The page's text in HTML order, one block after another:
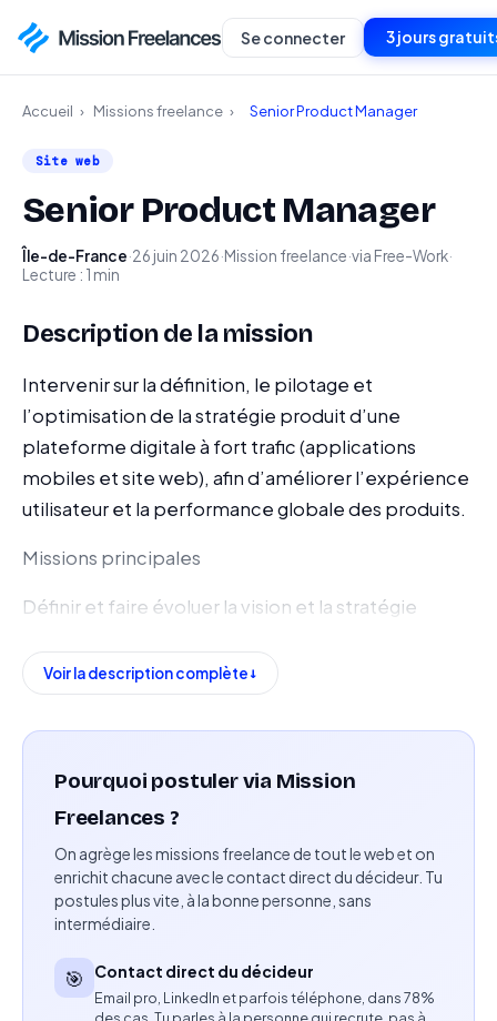
Se connecter 3 jours
Accueil › Missions freelance › Senior Product Manager
Site web
Senior Product Manager
Île-de-France·26 juin 2026·Mission freelance·via Free-Work·
Lecture : 1 min
Description de la mission
Intervenir sur la définition, le pilotage et
l’optimisation de la stratégie produit d’une
plateforme digitale à fort trafic (applications
mobiles et site web), afin d’améliorer l’expérience
utilisateur et la performance globale des produits.
Missions principales
Définir et faire évoluer la vision et la stratégie
l’entreprise.
partir des besoins utilisateurs, des données et des
retours terrain.
Prioriser les initiatives afin de maximiser la valeur
produit.
Réaliser une veille marché, concurrentielle et
Accompagner les équipes Product, Design et Tech
Voir la description complète
Pourquoi postuler via Mission
Freelances ?
On agrège les missions freelance de tout le web et on
enrichit chacune avec le contact direct du décideur. Tu
postules plus vite, à la bonne personne, sans
intermédiaire.
🎯 Contact direct du décideur
Email pro, LinkedIn et parfois téléphone, dans 78%